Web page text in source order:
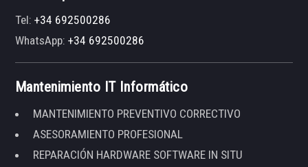
Tel:+34 692500286
WhatsApp:+34 692500286
Mantenimiento IT Informático
MANTENIMIENTO PREVENTIVO CORRECTIVO
ASESORAMIENTO PROFESIONAL
REPARACIÓN HARDWARE SOFTWARE IN SITU